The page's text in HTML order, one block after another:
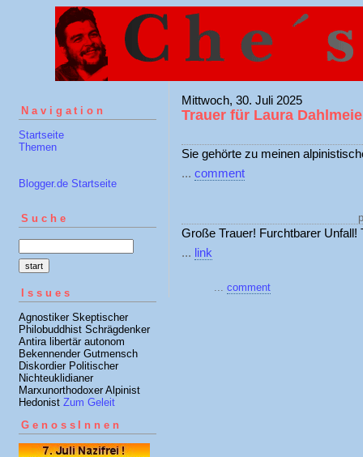
Navigation
Startseite
Themen
Blogger.de Startseite
Suche
Issues
Agnostiker Skeptischer
Philobuddhist Schrägdenker
Antira libertär autonom
Bekennender Gutmensch
Diskordier Politischer
Nichteuklidianer
Marxunorthodoxer Alpinist
Hedonist Zum Geleit
GenossInnen
Mittwoch, 30. Juli 2025
Trauer für Laura
Sie gehörte zu meinen
... comment
Große Trauer! Furchtbarer Unfall!
... link
... comment